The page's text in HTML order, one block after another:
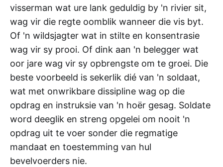
visserman wat ure lank geduldig by 'n rivier sit,
wag vir die regte oomblik wanneer die vis byt.
Of 'n wildsjagter wat in stilte en konsentrasie
wag vir sy prooi. Of dink aan 'n belegger wat
oor jare wag vir sy opbrengste om te groei. Die
beste voorbeeld is sekerlik dié van 'n soldaat,
wat met onwrikbare dissipline wag op die
opdrag en instruksie van 'n hoër gesag. Soldate
word deeglik en streng opgelei om nooit 'n
opdrag uit te voer sonder die regmatige
mandaat en toestemming van hul
bevelvoerders nie.